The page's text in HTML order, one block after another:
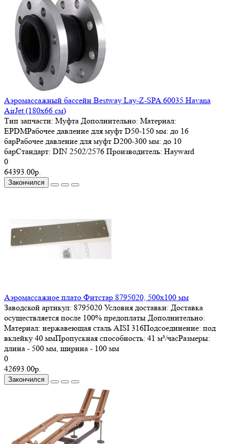
Аэромассажный бассейн Bestway Lay-Z-SPA 60035 Havana
AirJet (180x66 см)
Тип запчасти: Муфта Дополнительно: Материал:
EPDMРабочее давление для муфт D50-150 мм: до 16
барРабочее давление для муфт D200-300 мм: до 10
барСтандарт: DIN 2502/2576 Производитель: Hayward
0
64393.00р.
Закончился
Аэромассажное плато Фитстар 8795020, 500х100 мм
Заводской артикул: 8795020 Условия доставки: Доставка
осуществляется после 100% предоплаты Дополнительно:
Материал: нержавеющая сталь AISI 316Подсоединение: под
вклейку 40 ммПропускная способность: 41 м³/часРазмеры:
длина - 500 мм, ширина - 100 мм
0
42693.00р.
Закончился